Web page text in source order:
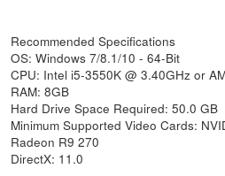
Recommended Specifications
OS: Windows 7/8.1/10 - 64-Bit
CPU: Intel i5-3550K @ 3.40GHz or
RAM: 8GB
Hard Drive Space Required: 50.0 GB
Minimum Supported Video Cards:
Radeon R9 270
DirectX: 11.0